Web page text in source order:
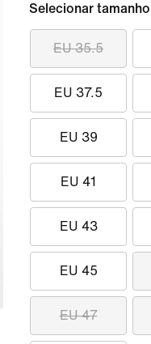
Selecionar tamanho
EU 35.5
EU 37.5
EU 39
EU 41
EU 43
EU 45
EU 47